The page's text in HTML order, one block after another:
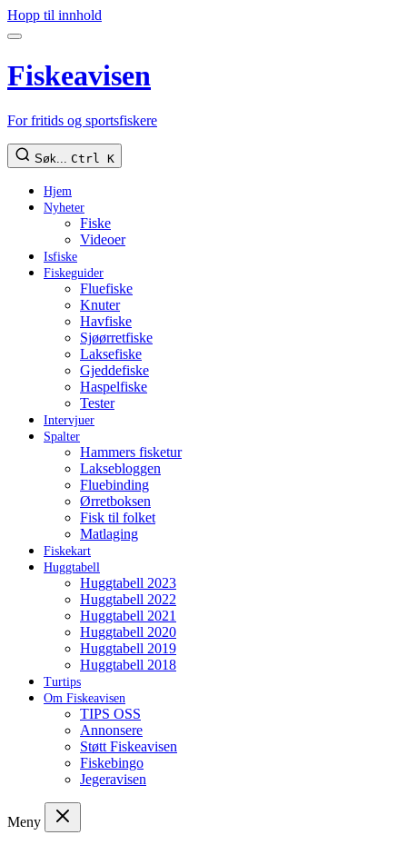
Hopp til innhold
Fiskeavisen
For fritids og sportsfiskere
Søk... Ctrl K
Hjem
Nyheter
Fiske
Videoer
Isfiske
Fiskeguider
Fluefiske
Knuter
Havfiske
Sjøørretfiske
Laksefiske
Gjeddefiske
Haspelfiske
Tester
Intervjuer
Spalter
Hammers fisketur
Laksebloggen
Fluebinding
Ørretboksen
Fisk til folket
Matlaging
Fiskekart
Huggtabell
Huggtabell 2023
Huggtabell 2022
Huggtabell 2021
Huggtabell 2020
Huggtabell 2019
Huggtabell 2018
Turtips
Om Fiskeavisen
TIPS OSS
Annonsere
Støtt Fiskeavisen
Fiskebingo
Jegeravisen
Meny